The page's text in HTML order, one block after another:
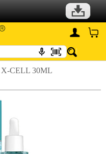
CELL 30ML